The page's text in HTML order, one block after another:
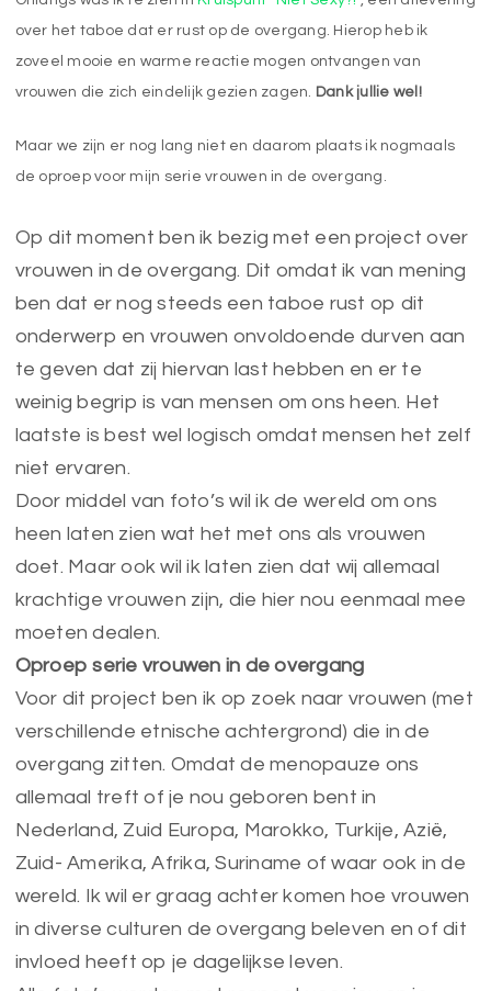
over het taboe dat er rust op de overgang. Hierop heb ik
zoveel mooie en warme reactie mogen ontvangen van
vrouwen die zich eindelijk gezien zagen. Dank jullie wel!
Maar we zijn er nog lang niet en daarom plaats ik nogmaals
de oproep voor mijn serie vrouwen in de overgang.
Op dit moment ben ik bezig met een project over
vrouwen in de overgang. Dit omdat ik van mening
ben dat er nog steeds een taboe rust op dit
onderwerp en vrouwen onvoldoende durven aan
te geven dat zij hiervan last hebben en er te
weinig begrip is van mensen om ons heen. Het
laatste is best wel logisch omdat mensen het zelf
niet ervaren.
Door middel van foto’s wil ik de wereld om ons
heen laten zien wat het met ons als vrouwen
doet. Maar ook wil ik laten zien dat wij allemaal
krachtige vrouwen zijn, die hier nou eenmaal mee
moeten dealen.
Oproep serie vrouwen in de overgang
Voor dit project ben ik op zoek naar vrouwen (met
verschillende etnische achtergrond) die in de
overgang zitten. Omdat de menopauze ons
allemaal treft of je nou geboren bent in
Nederland, Zuid Europa, Marokko, Turkije, Azië,
Zuid- Amerika, Afrika, Suriname of waar ook in de
wereld. Ik wil er graag achter komen hoe vrouwen
in diverse culturen de overgang beleven en of dit
invloed heeft op je dagelijkse leven.